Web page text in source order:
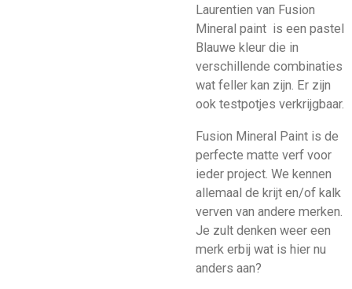
Laurentien van Fusion
Mineral paint is een pastel
Blauwe kleur die in
verschillende combinaties
wat feller kan zijn. Er zijn
ook testpotjes verkrijgbaar.
Fusion Mineral Paint is de
perfecte matte verf voor
ieder project. We kennen
allemaal de krijt en/of kalk
verven van andere merken.
Je zult denken weer een
merk erbij wat is hier nu
anders aan?